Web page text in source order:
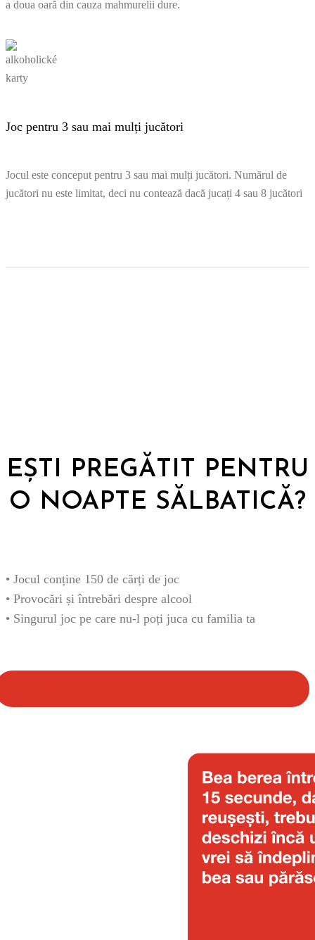
a doua oară din cauza mahmurelii dure.
Joc pentru 3 sau mai mulți jucători
Jocul este conceput pentru 3 sau mai mulți jucători. Numărul de
jucători nu este limitat, deci nu contează dacă jucați 4 sau 8 jucători
EȘTI PREGĂTIT PENTRU
O NOAPTE SĂLBATICĂ?
• Jocul conține 150 de cărți de joc
• Provocări și întrebări despre alcool
• Singurul joc pe care nu-l poți juca cu familia ta